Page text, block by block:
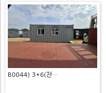
B0044) 3*6(천…